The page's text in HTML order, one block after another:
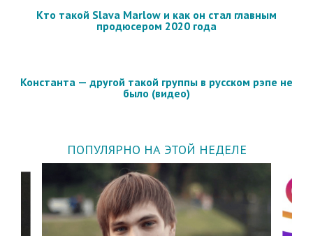
Кто такой Slava Marlow и как он стал главным
продюсером 2020 года
Константа — другой такой группы в русском рэпе не
было (видео)
ПОПУЛЯРНО НА ЭТОЙ НЕДЕЛЕ